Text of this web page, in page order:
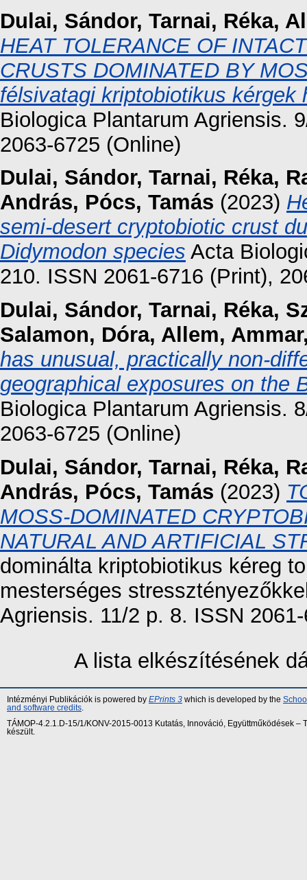
Dulai, Sándor, Tarnai, Réka,
HEAT TOLERANCE OF
CRUSTS DOMINATED BY
félsivatagi kriptobiotikus kérgek
Biologica Plantarum Agriensis.
2063-6725 (Online)
Dulai, Sándor, Tarnai, Réka,
András, Pócs, Tamás (2023)
semi-desert cryptobiotic crust
Didymodon species Acta
210. ISSN 2061-6716 (Print),
Dulai, Sándor, Tarnai, Réka,
Salamon, Dóra, Allem, Ammar
has unusual, practically non-
geographical exposures on the
Biologica Plantarum Agriensis.
2063-6725 (Online)
Dulai, Sándor, Tarnai, Réka,
András, Pócs, Tamás (2023)
MOSS-DOMINATED
NATURAL AND ARTIFICIAL
dominálta kriptobiotikus kéreg
mesterséges
Agriensis. 11/2 p. 8. ISSN
A lista elkészítésének
Intézményi Publikációk is powered by EPrints 3 which is developed by the
and software credits
TÁMOP-4.2.1.D-15/1/KONV-2015-0013 Kutatás, Innováció, Együttműködések
készült.